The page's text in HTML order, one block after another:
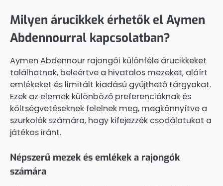
Milyen árucikkek érhetők el Aymen
Abdennourral kapcsolatban?
Aymen Abdennour rajongói különféle árucikkeket
találhatnak, beleértve a hivatalos mezeket, aláírt
emlékeket és limitált kiadású gyűjthető tárgyakat.
Ezek az elemek különböző preferenciáknak és
költségvetéseknek felelnek meg, megkönnyítve a
szurkolók számára, hogy kifejezzék csodálatukat a
játékos iránt.
Népszerű mezek és emlékek a rajongók
számára